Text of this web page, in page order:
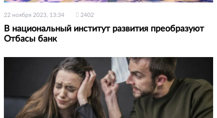
22 ноября 2023, 13:34 2402
В национальный институт развития преобразуют
Отбасы банк